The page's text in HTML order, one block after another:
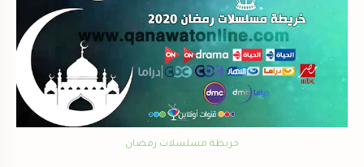
خريطة مسلسلات رمضان